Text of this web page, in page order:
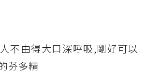
不由得大口深呼吸,剛好可以
芬多精